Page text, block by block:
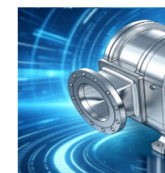
机组，批量配套国内项